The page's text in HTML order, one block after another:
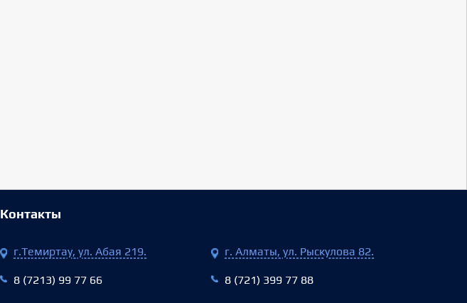
Контакты
г.Темиртау, ул. Абая 219.
8 (7213) 99 77 66
г. Алматы, ул. Рыскулова 82.
8 (721) 399 77 88